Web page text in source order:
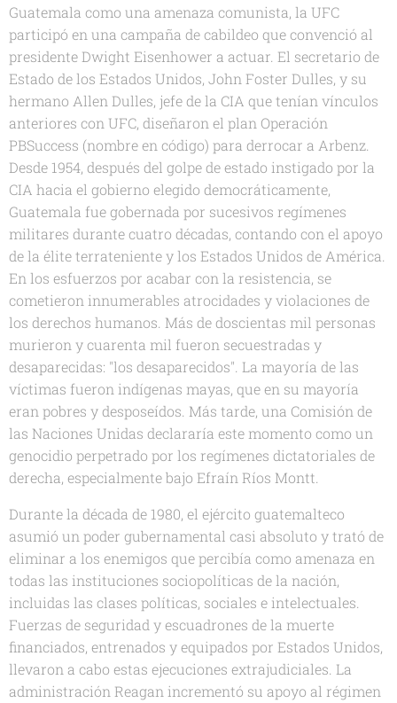
Guatemala como una amenaza comunista, la UFC
participó en una campaña de cabildeo que convenció al
presidente Dwight Eisenhower a actuar. El secretario de
Estado de los Estados Unidos, John Foster Dulles, y su
hermano Allen Dulles, jefe de la CIA que tenían vínculos
anteriores con UFC, diseñaron el plan Operación
PBSuccess (nombre en código) para derrocar a Arbenz.
Desde 1954, después del golpe de estado instigado por la
CIA hacia el gobierno elegido democráticamente,
Guatemala fue gobernada por sucesivos regímenes
militares durante cuatro décadas, contando con el apoyo
de la élite terrateniente y los Estados Unidos de América.
En los esfuerzos por acabar con la resistencia, se
cometieron innumerables atrocidades y violaciones de
los derechos humanos. Más de doscientas mil personas
murieron y cuarenta mil fueron secuestradas y
desaparecidas: "los desaparecidos". La mayoría de las
víctimas fueron indígenas mayas, que en su mayoría
eran pobres y desposeídos. Más tarde, una Comisión de
las Naciones Unidas declararía este momento como un
genocidio perpetrado por los regímenes dictatoriales de
derecha, especialmente bajo Efraín Ríos Montt.
Durante la década de 1980, el ejército guatemalteco
asumió un poder gubernamental casi absoluto y trató de
eliminar a los enemigos que percibía como amenaza en
todas las instituciones sociopolíticas de la nación,
incluidas las clases políticas, sociales e intelectuales.
Fuerzas de seguridad y escuadrones de la muerte
financiados, entrenados y equipados por Estados Unidos,
llevaron a cabo estas ejecuciones extrajudiciales. La
administración Reagan incrementó su apoyo al régimen